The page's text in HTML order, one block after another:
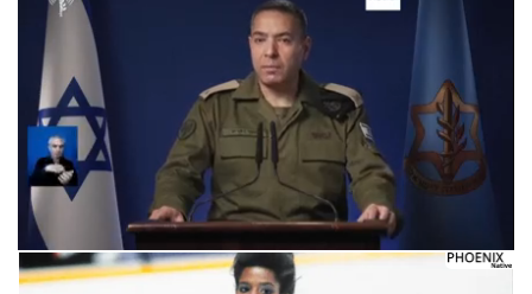
Следующее видео через 5 Отмена